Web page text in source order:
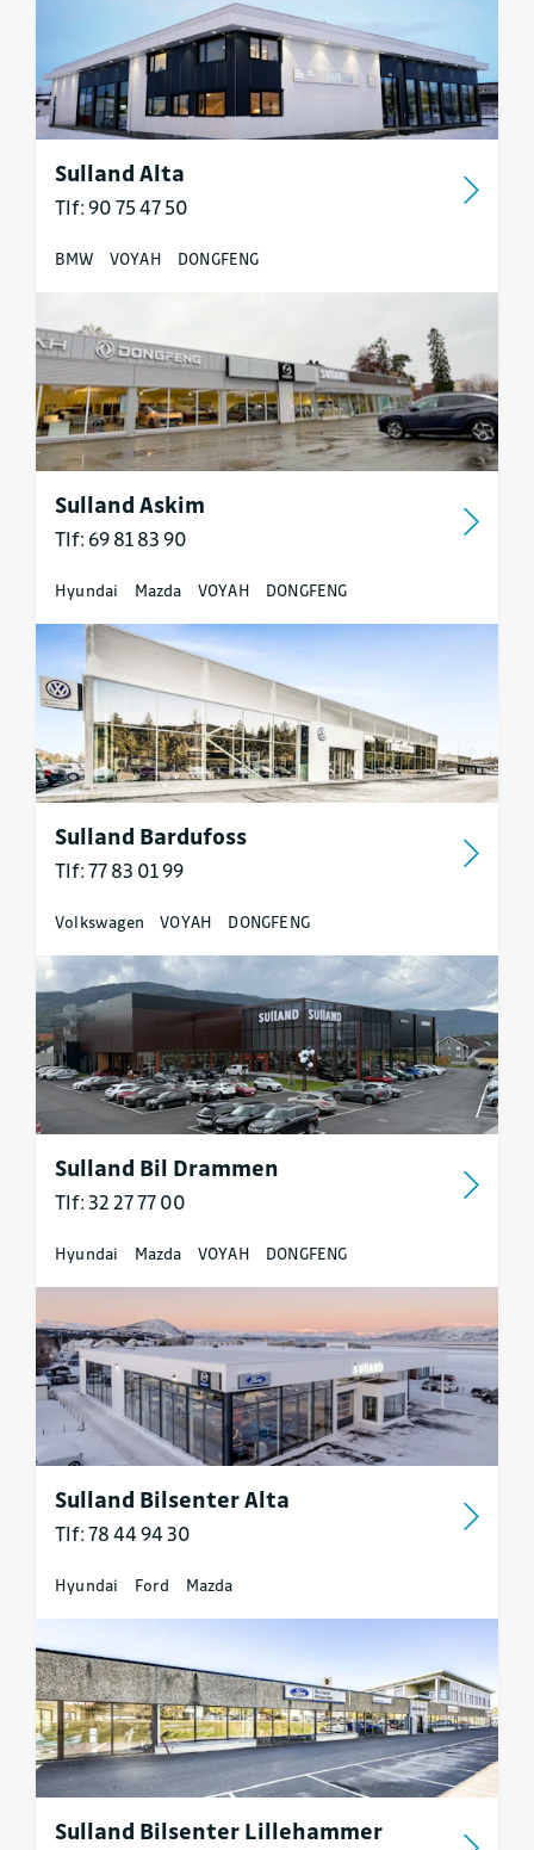
Sulland Alta
Tlf: 90 75 47 50
BMW VOYAH DONGFENG
Sulland Askim
Tlf: 69 81 83 90
Hyundai Mazda VOYAH DONGFENG
Sulland Bardufoss
Tlf: 77 83 01 99
Volkswagen VOYAH DONGFENG
Sulland Bil Drammen
Tlf: 32 27 77 00
Hyundai Mazda VOYAH DONGFENG
Sulland Bilsenter Alta
Tlf: 78 44 94 30
Hyundai Ford Mazda
Sulland Bilsenter Lillehammer